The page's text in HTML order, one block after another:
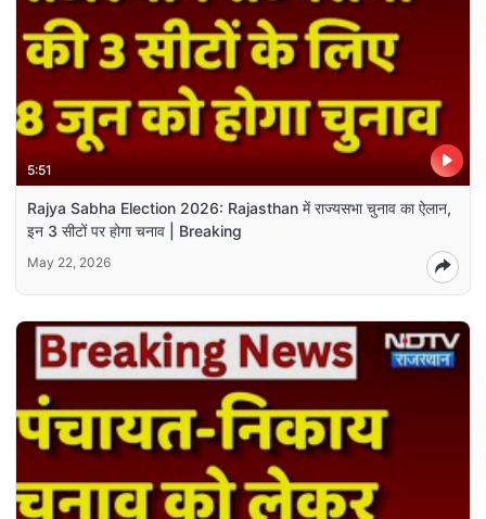
5:51
Rajya Sabha Election 2026: Rajasthan में राज्यसभा चुनाव का ऐलान,
इन 3 सीटों पर होगा चनाव | Breaking
May 22, 2026